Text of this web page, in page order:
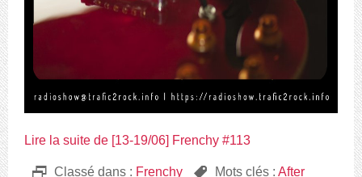
Lire la suite de [13-19/06] Frenchy #113
D Classé dans : Frenchy , Mots clés : After